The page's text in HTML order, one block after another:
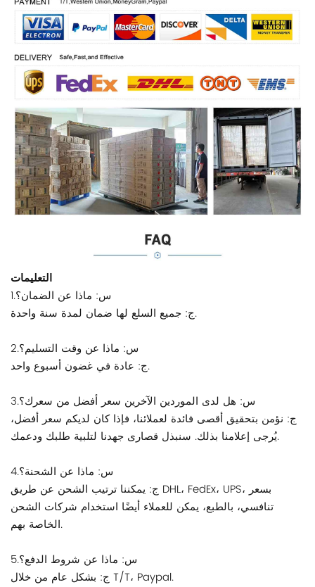
التعليمات
1.س: ماذا عن الضمان؟
ج: جميع السلع لها ضمان لمدة سنة واحدة.
2.س: ماذا عن وقت التسليم؟
ج: عادة في غضون أسبوع واحد.
3.س: هل لدى الموردين الآخرين سعر أفضل من سعرك؟
ج: نؤمن بتحقيق أقصى فائدة لعملائنا، فإذا كان لديكم سعر أفضل،
يُرجى إعلامنا بذلك. سنبذل قصارى جهدنا لتلبية طلبك ودعمك.
4.س: ماذا عن الشحنة؟
ج: يمكننا ترتيب الشحن عن طريق DHL، FedEx، UPS، بسعر
تنافسي، بالطبع، يمكن للعملاء أيضًا استخدام شركات الشحن
الخاصة بهم.
5.س: ماذا عن شروط الدفع؟
ج: بشكل عام من خلال T/T، Paypal.